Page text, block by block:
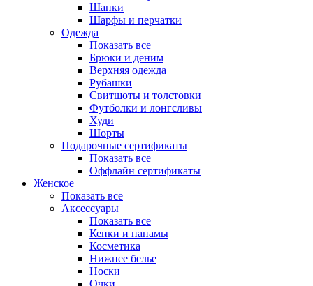
Шапки
Шарфы и перчатки
Одежда
Показать все
Брюки и деним
Верхняя одежда
Рубашки
Свитшоты и толстовки
Футболки и лонгсливы
Худи
Шорты
Подарочные сертификаты
Показать все
Оффлайн сертификаты
Женское
Показать все
Аксессуары
Показать все
Кепки и панамы
Косметика
Нижнее белье
Носки
Очки